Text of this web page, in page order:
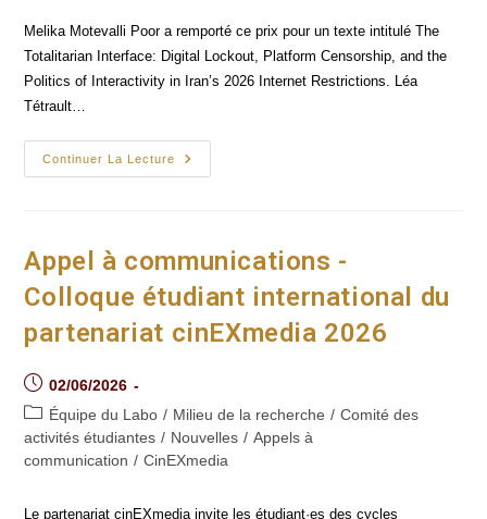
Melika Motevalli Poor a remporté ce prix pour un texte intitulé The
Totalitarian Interface: Digital Lockout, Platform Censorship, and the
Politics of Interactivity in Iran’s 2026 Internet Restrictions. Léa
Tétrault…
Continuer La Lecture
Une
Membre
Prix
L'essai
Étudiant
De
L'ACÉCM
Appel à communications -
Colloque étudiant international du
partenariat cinEXmedia 2026
Post
published:
02/06/2026
Post
category:
Équipe du Labo / Milieu de la recherche / Comité des
activités étudiantes / Nouvelles / Appels à
communication / CinEXmedia
Le partenariat cinEXmedia invite les étudiant·es des cycles